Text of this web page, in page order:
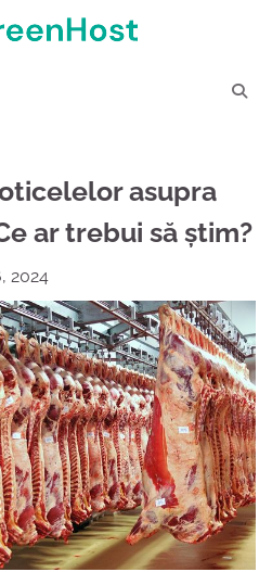
asupra
ar trebui să știm?
2024